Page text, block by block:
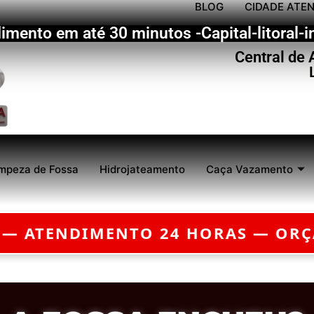
BLOG CIDADE
em até 30 minutos -Capital-litoral-
Central de
de Fossa Hidrojateamento Caça Vazamento
GRÁTIS — EMERGÊNCIA?